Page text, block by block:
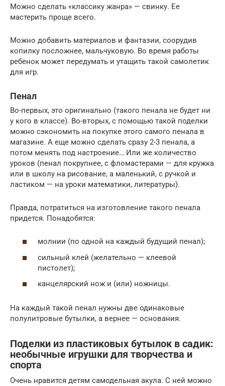
Можно сделать «классику жанра» — свинку. Ее
мастерить проще всего.
Можно добавить материалов и фантазии, соорудив
копилку посложнее, мальчуковую. Во время работы
ребенок может передумать и утащить такой самолетик
для игр.
Пенал
Во-первых, это оригинально (такого пенала не будет ни
у кого в классе). Во-вторых, с помощью такой поделки
можно сэкономить на покупке этого самого пенала в
магазине. А еще можно сделать сразу 2-3 пенала, а
потом менять под настроение… Или же количество
уроков (пенал покрупнее, с фломастерами — для кружка
или в школу на рисование, а маленький, с ручкой и
ластиком — на уроки математики, литературы).
Правда, потратиться на изготовление такого пенала
придется. Понадобятся:
молнии (по одной на каждый будущий пенал);
сильный клей (желательно — клеевой
пистолет);
канцелярский нож и (или) ножницы.
На каждый такой пенал нужны две одинаковые
полулитровые бутылки, а вернее — основания.
Поделки из пластиковых бутылок в садик:
необычные игрушки для творчества и
спорта
Очень нравится детям самодельная акула. С ней можно